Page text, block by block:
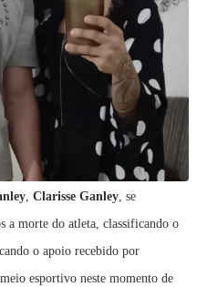
, Clarisse Ganley, se
a morte do atleta, classificando o
o apoio recebido por
esportivo neste momento de